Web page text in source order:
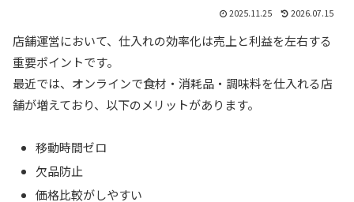
2025.11.25 2026.07.15
店舗運営において、仕入れの効率化は売上と利益を左右する
重要ポイントです。
最近では、オンラインで食材・消耗品・調味料を仕入れる店
舗が増えており、以下のメリットがあります。
移動時間ゼロ
欠品防止
価格比較がしやすい